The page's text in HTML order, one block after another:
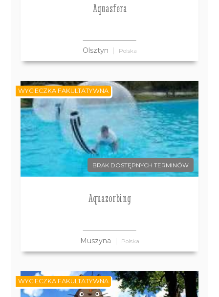
Aquasfera
Olsztyn Polska
BRAK DOSTĘPNYCH TERMINÓW
Aquazorbing
Muszyna Polska
WYCIECZKA FAKULTATYWNA
WYCIECZKA FAKULTATYWNA